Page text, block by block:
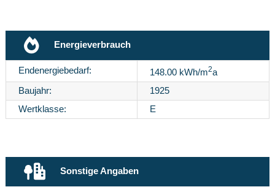
Energieverbrauch
Endenergiebedarf: 148.00 kWh/m2a
Baujahr:
1925
Wertklasse:
E
Sonstige Angaben